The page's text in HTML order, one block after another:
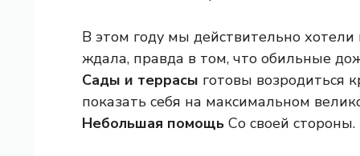
В этом году мы действительно
ждала, правда в том, что обильные
Сады и террасы готовы возродиться
показать себя на максимальном
Небольшая помощь Со своей стороны.